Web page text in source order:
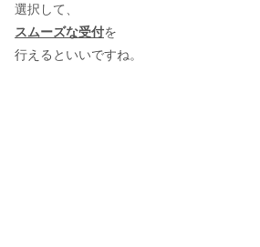
選択して、
スムーズな受付を
行えるといいですね。